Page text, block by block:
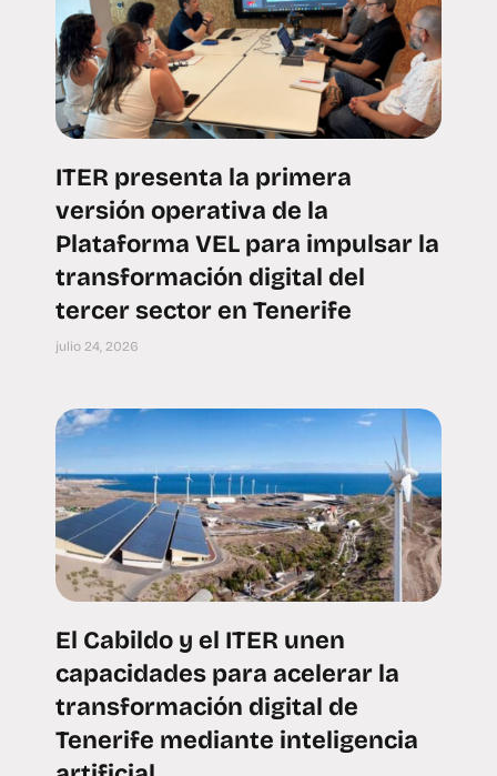
ITER presenta la primera
versión operativa de la
Plataforma VEL para impulsar la
transformación digital del
tercer sector en Tenerife
julio 24, 2026
El Cabildo y el ITER unen
capacidades para acelerar la
transformación digital de
Tenerife mediante inteligencia